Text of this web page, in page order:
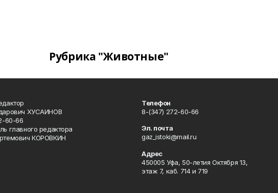
Рубрика "Животные"
ХУСАИНОВ
60-66
главного редактора
КОРОВКИН
Телефон
8-(347) 272-60-66
Эл. почта
gaz_istoki@mail.ru
Адрес
450005 Уфа, 50-летия Октября 13,
этаж 7, каб. 714 и 719